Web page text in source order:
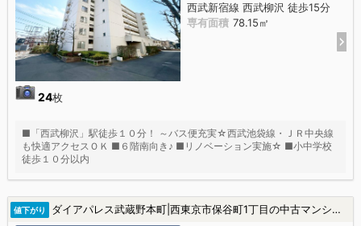
24枚
西武新宿線 西武柳沢 徒歩15分
専有面積 78.15㎡
■「西武柳沢」駅徒歩１０分！ ～バス便充実☆西武池袋線・ＪＲ中央線
も快適アクセスＯＫ ■６階南向き♪ ■リノベーション実施☆ ■小中学校
徒歩１０分以内
値下がり ダイアパレス武蔵野本町|西東京市保谷町1丁目の中古マンション